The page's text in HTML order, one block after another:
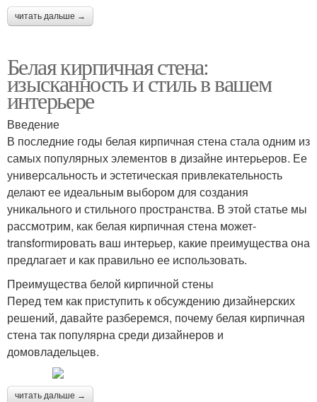
читать дальше →
Белая кирпичная стена:
изысканность и стиль в вашем
интерьере
Введение
В последние годы белая кирпичная стена стала одним из
самых популярных элементов в дизайне интерьеров. Ее
универсальность и эстетическая привлекательность
делают ее идеальным выбором для создания
уникального и стильного пространства. В этой статье мы
рассмотрим, как белая кирпичная стена может-
transformировать ваш интерьер, какие преимущества она
предлагает и как правильно ее использовать.
Преимущества белой кирпичной стены
Перед тем как приступить к обсуждению дизайнерских
решений, давайте разберемся, почему белая кирпичная
стена так популярна среди дизайнеров и
домовладельцев.
читать дальше →